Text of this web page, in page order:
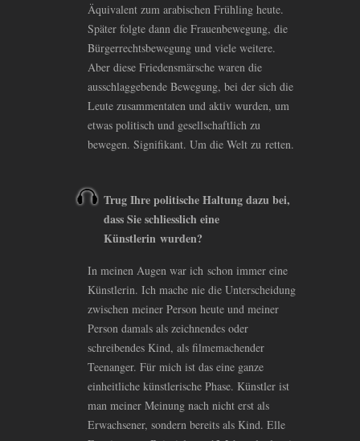
Äquivalent zum arabischen Frühling heute.
Später folgte dann die Frauenbewegung, die
Bürgerrechtsbewegung und viele weitere.
Aber diese Friedensmärsche waren die
ausschlaggebende Bewegung, bei der sich die
Leute zusammentaten und aktiv wurden, um
etwas politisch und gesellschaftlich zu
bewegen. Signifikant. Um die Welt zu retten.
Trug Ihre politische Haltung dazu bei,
dass Sie schliesslich eine
Künstlerin wurden?
In meinen Augen war ich schon immer eine
Künstlerin. Ich mache nie die Unterscheidung
zwischen meiner Person heute und meiner
Person damals als zeichnendes oder
schreibendes Kind, als filmemachender
Teenanger. Für mich ist das eine ganze
einheitliche künstlerische Phase. Künstler ist
man meiner Meinung nach nicht erst als
Erwachsener, sondern bereits als Kind. Elle